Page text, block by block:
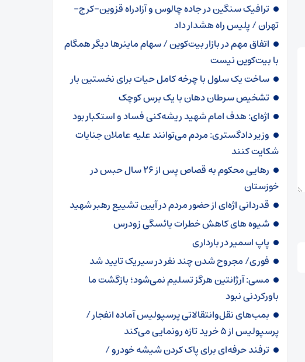
ترافیک سنگین در جاده چالوس و آزادراه قزوین-کرج-
تهران / پلیس راه هشدار داد
اتفاق مهم در بازار بیت‌کوین / سهام ماینرها دیگر همگام
با بیت‌کوین نیست
ساخت یک سلول با چرخه کامل حیات برای نخستین بار
تشخیص سرطان دهان با یک برس کوچک
اژه‌ای: هدف امام شهید ریشه‌کنی فساد و استکبار بود
وزیر دادگستری: مردم می‌توانند علیه عاملان جنایات
شکایت کنند
رهایی محکوم به قصاص پس از ۲۶ سال حبس در
خوزستان
قدردانی اژه‌ای از حضور مردم در آیین تشییع رهبر شهید
شیوه های کاهش خطرات یائسگی زودرس
پاپ اسمیر در بارداری
فوری/ مجروح شدن چند نفر در سیریک تایید شد
مسی: آرژانتین هرگز تسلیم نمی‌شود؛ بازگشت ما
باورکردنی نبود
بمب‌های نقل‌وانتقالاتی پرسپولیس آماده انفجار /
پرسپولیس از ۵ خرید تازه رونمایی می‌کند
ترفند حرفه‌ای برای پاک کردن شیشه خودرو /